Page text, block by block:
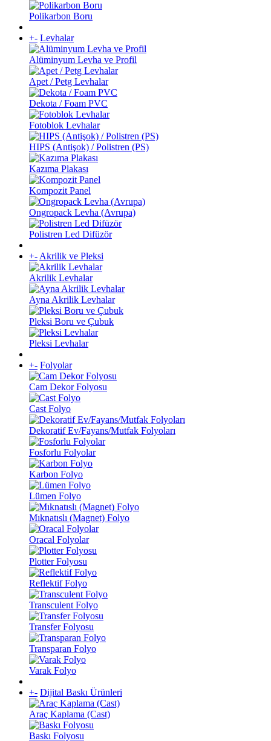
Polikarbon Boru
+- Levhalar
Alüminyum Levha ve Profil
Apet / Petg Levhalar
Dekota / Foam PVC
Fotoblok Levhalar
HIPS (Antişok) / Polistren (PS)
Kazıma Plakası
Kompozit Panel
Ongropack Levha (Avrupa)
Polistren Led Difüzör
+- Akrilik ve Pleksi
Akrilik Levhalar
Ayna Akrilik Levhalar
Pleksi Boru ve Çubuk
Pleksi Levhalar
+- Folyolar
Cam Dekor Folyosu
Cast Folyo
Dekoratif Ev/Fayans/Mutfak Folyoları
Fosforlu Folyolar
Karbon Folyo
Lümen Folyo
Mıknatıslı (Magnet) Folyo
Oracal Folyolar
Plotter Folyosu
Reflektif Folyo
Transculent Folyo
Transfer Folyosu
Transparan Folyo
Varak Folyo
+- Dijital Baskı Ürünleri
Araç Kaplama (Cast)
Baskı Folyosu